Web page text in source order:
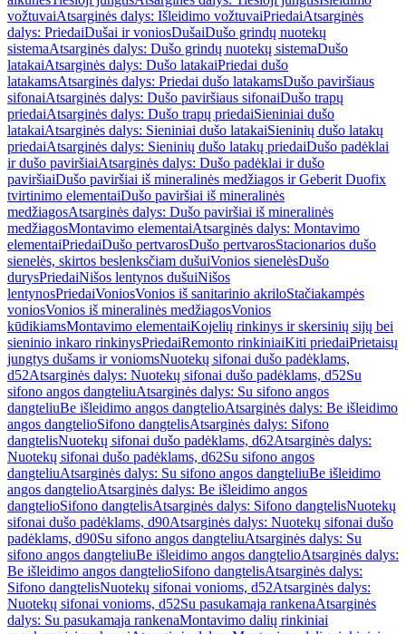
vožtuvaiAtsarginės dalys: Išleidimo vožtuvaiPriedaiAtsarginės
dalys: PriedaiDušai ir voniosDušaiDušo grindų nuotekų
sistemaAtsarginės dalys: Dušo grindų nuotekų sistemaDušo
latakaiAtsarginės dalys: Dušo latakaiPriedai dušo
latakamsAtsarginės dalys: Priedai dušo latakamsDušo paviršiaus
sifonaiAtsarginės dalys: Dušo paviršiaus sifonaiDušo trapų
priedaiAtsarginės dalys: Dušo trapų priedaiSieniniai dušo
latakaiAtsarginės dalys: Sieniniai dušo latakaiSieninių dušo latakų
priedaiAtsarginės dalys: Sieninių dušo latakų priedaiDušo padėklai
ir dušo paviršiaiAtsarginės dalys: Dušo padėklai ir dušo
paviršiaiDušo paviršiai iš mineralinės medžiagos ir Geberit Duofix
tvirtinimo elementaiDušo paviršiai iš mineralinės
medžiagosAtsarginės dalys: Dušo paviršiai iš mineralinės
medžiagosMontavimo elementaiAtsarginės dalys: Montavimo
elementaiPriedaiDušo pertvarosDušo pertvarosStacionarios dušo
sienelės, skirtos beslenksčiam dušuiVonios sienelėsDušo
durysPriedaiNišos lentynos dušuiNišos
lentynosPriedaiVoniosVonios iš sanitarinio akriloStačiakampės
voniosVonios iš mineralinės medžiagosVonios
kūdikiamsMontavimo elementaiKojelių rinkinys ir skersinių sijų bei
sieninio inkaro rinkinysPriedaiRemonto rinkiniaiKiti priedaiPrietaisų
jungtys dušams ir voniomsNuotekų sifonai dušo padėklams,
d52Atsarginės dalys: Nuotekų sifonai dušo padėklams, d52Su
sifono angos dangteliuAtsarginės dalys: Su sifono angos
dangteliuBe išleidimo angos dangtelioAtsarginės dalys: Be išleidimo
angos dangtelioSifono dangtelisAtsarginės dalys: Sifono
dangtelisNuotekų sifonai dušo padėklams, d62Atsarginės dalys:
Nuotekų sifonai dušo padėklams, d62Su sifono angos
dangteliuAtsarginės dalys: Su sifono angos dangteliuBe išleidimo
angos dangtelioAtsarginės dalys: Be išleidimo angos
dangtelioSifono dangtelisAtsarginės dalys: Sifono dangtelisNuotekų
sifonai dušo padėklams, d90Atsarginės dalys: Nuotekų sifonai dušo
padėklams, d90Su sifono angos dangteliuAtsarginės dalys: Su
sifono angos dangteliuBe išleidimo angos dangtelioAtsarginės dalys:
Be išleidimo angos dangtelioSifono dangtelisAtsarginės dalys:
Sifono dangtelisNuotekų sifonai vonioms, d52Atsarginės dalys:
Nuotekų sifonai vonioms, d52Su pasukamąja rankenaAtsarginės
dalys: Su pasukamąja rankenaMontavimo dalių rinkiniai